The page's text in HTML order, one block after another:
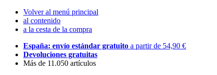
Volver al menú principal
al contenido
a la cesta de la compra
España: envío estándar gratuito a partir de 54,90 €
Devoluciones gratuitas
Más de 11.050 artículos